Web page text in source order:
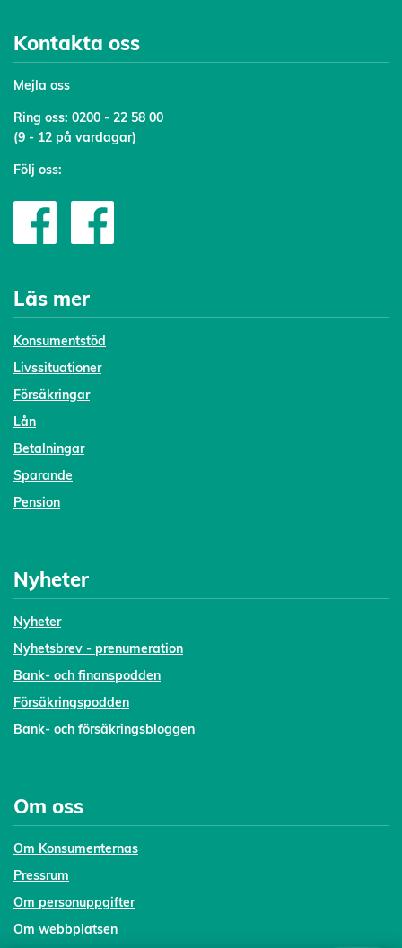
Kontakta oss
Mejla oss
Ring oss: 0200 - 22 58 00
(9 - 12 på vardagar)
Följ oss:
Läs mer
Konsumentstöd
Livssituationer
Försäkringar
Lån
Betalningar
Sparande
Pension
Nyheter
Nyheter
Nyhetsbrev - prenumeration
Bank- och finanspodden
Försäkringspodden
Bank- och försäkringsbloggen
Om oss
Om Konsumenternas
Pressrum
Om personuppgifter
Om webbplatsen